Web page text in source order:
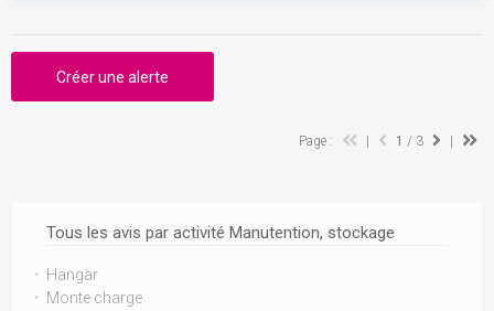
Tous les avis par activité Manutention, stockage
Hangar
Monte charge
Créer une alerte
Page : 1 / 3